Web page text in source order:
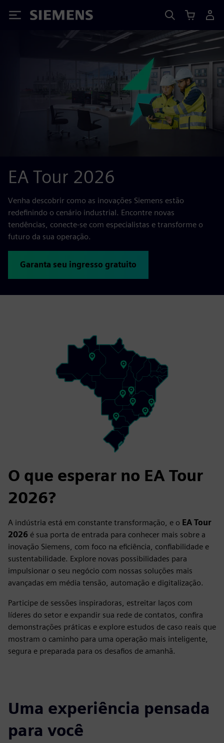
Siemens
EA Tour 2026
Venha descobrir como as inovações Siemens estão
redefinindo o cenário industrial. Encontre novas
tendências, conecte-se com especialistas e transforme o
futuro da sua operação.
Garanta seu ingresso gratuito
O que esperar no EA Tour
2026?
A indústria está em constante transformação, e o EA Tour
2026 é sua porta de entrada para conhecer mais sobre a
inovação Siemens, com foco na eficiência, confiabilidade e
sustentabilidade. Explore novas possibilidades para
impulsionar o seu negócio com nossas soluções mais
avançadas em média tensão, automação e digitalização.
Participe de sessões inspiradoras, estreitar laços com
líderes do setor e expandir sua rede de contatos, confira
demonstrações práticas e explore estudos de caso reais que
mostram o caminho para uma operação mais inteligente,
segura e preparada para os desafios de amanhã.
Uma experiência pensada
para você